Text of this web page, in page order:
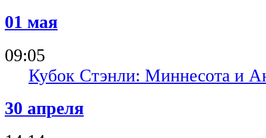
01 мая
09:05
Кубок Стэнли: Миннесота и
30 апреля